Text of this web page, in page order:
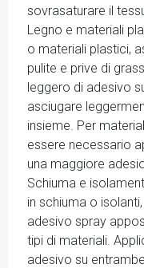
sovrasaturare il
Legno e materiali
o materiali plastici,
pulite e prive di
leggero di adesivo
asciugare
insieme. Per
essere necessario
una maggiore
Schiuma e
in schiuma o
adesivo spray
tipi di materiali.
adesivo su